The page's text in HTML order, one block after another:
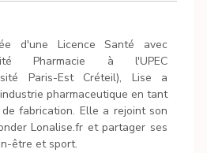
d'une Licence Santé avec
Pharmacie à l'UPEC
Paris-Est Créteil), Lise a
pharmaceutique en tant
fabrication. Elle a rejoint son
Lonalise.fr et partager ses
être et sport.